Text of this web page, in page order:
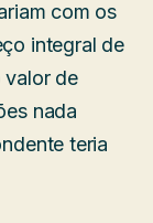
com os
integral de
valor de
nada
teria